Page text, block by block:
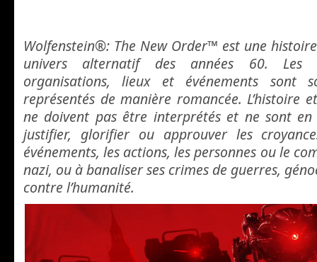
Wolfenstein®: The New Order™ est une
univers alternatif des années 60. Les
organisations, lieux et événements sont
représentés de manière romancée. L’histoire
ne doivent pas être interprétés et ne sont en
justifier, glorifier ou approuver les
événements, les actions, les personnes ou le
nazi, ou à banaliser ses crimes de guerres,
contre l’humanité.